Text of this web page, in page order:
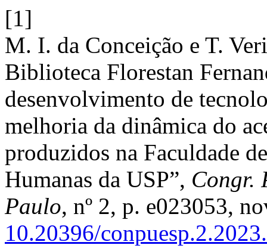
[1]
M. I. da Conceição e T.
Biblioteca Florestan
desenvolvimento de
melhoria da dinâmica do
produzidos na Faculdade
Humanas da USP”, Congr.
Paulo, nº 2, p. e023053,
10.20396/